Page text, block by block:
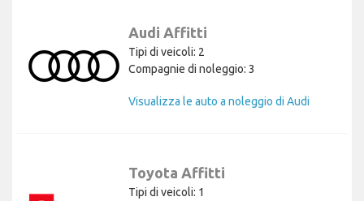
Audi Affitti
Tipi di veicoli: 2
Compagnie di noleggio: 3
Visualizza le auto a noleggio di Audi
Toyota Affitti
Tipi di veicoli: 1